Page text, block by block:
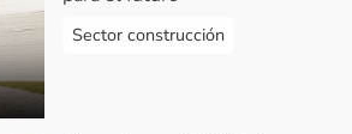
Sector construcción